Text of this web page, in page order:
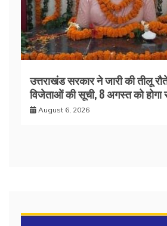
उत्तराखंड सरकार ने जारी की तीलू
विजेताओं की सूची, 8 अगस्त को होगा
August 6, 2026